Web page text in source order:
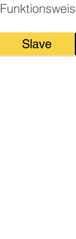
Slave